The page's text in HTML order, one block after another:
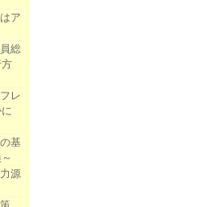
ア
総
レ
基
源